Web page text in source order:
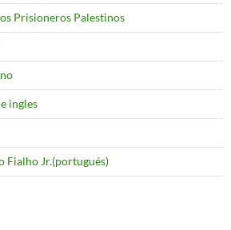
Prisioneros Palestinos
ingles
Fialho Jr.(portugués)